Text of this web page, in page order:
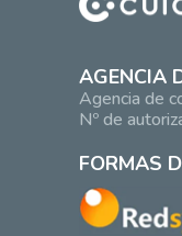
AGENCIA
Agencia de
Nº de
FORMAS